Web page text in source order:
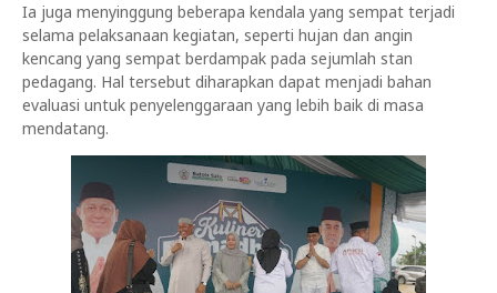
Ia juga menyinggung beberapa kendala yang sempat terjadi
selama pelaksanaan kegiatan, seperti hujan dan angin
kencang yang sempat berdampak pada sejumlah stan
pedagang. Hal tersebut diharapkan dapat menjadi bahan
evaluasi untuk penyelenggaraan yang lebih baik di masa
mendatang.